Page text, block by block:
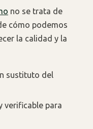
no se trata de
cómo podemos
la calidad y la
sustituto del
verificable para